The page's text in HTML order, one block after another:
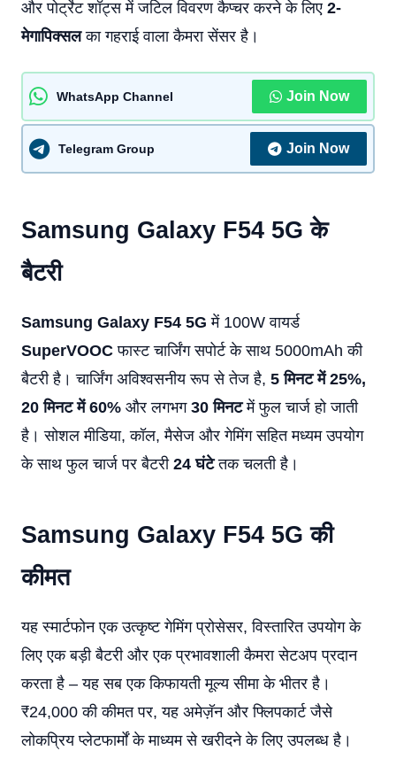
और पोर्ट्रेट शॉट्स में जटिल विवरण कैप्चर करने के लिए 2-
मेगापिक्सलका गहराई वाला कैमरा सेंसर है।
WhatsApp Channel Join Now
Telegram Group Join Now
Samsung Galaxy F54 5G के
बैटरी
Samsung Galaxy F54 5G में 100W वायर्ड
SuperVOOC फास्ट चार्जिंग सपोर्ट के साथ 5000mAh की
बैटरी है। चार्जिंग अविश्वसनीय रूप से तेज है, 5 मिनट में 25%,
20 मिनट में 60% और लगभग 30 मिनटमें फुल चार्ज हो जाती
है। सोशल मीडिया, कॉल, मैसेज और गेमिंग सहित मध्यम उपयोग
के साथ फुल चार्ज पर बैटरी 24 घंटेतक चलती है।
Samsung Galaxy F54 5Gकी
कीमत
यह स्मार्टफोन एक उत्कृष्ट गेमिंग प्रोसेसर, विस्तारित उपयोग के
लिए एक बड़ी बैटरी और एक प्रभावशाली कैमरा सेटअप प्रदान
करता है – यह सब एक किफायती मूल्य सीमा के भीतर है।
₹24,000 की कीमत पर, यह अमेज़ॅन और फ्लिपकार्ट जैसे
लोकप्रिय प्लेटफार्मों के माध्यम से खरीदने के लिए उपलब्ध है।